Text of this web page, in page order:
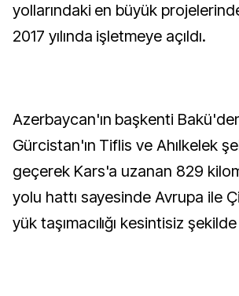
yollarındaki en büyük
2017 yılında işletmeye açıldı.
Azerbaycan'ın başkenti
Gürcistan'ın Tiflis ve Ahılkelek
geçerek Kars'a uzanan 829
yolu hattı sayesinde Avrupa ile
yük taşımacılığı kesintisiz